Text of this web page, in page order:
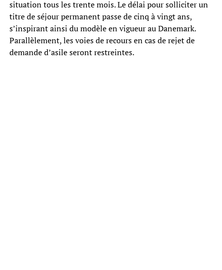
situation tous les trente mois. Le délai pour solliciter un
titre de séjour permanent passe de cinq à vingt ans,
s’inspirant ainsi du modèle en vigueur au Danemark.
Parallèlement, les voies de recours en cas de rejet de
demande d’asile seront restreintes.